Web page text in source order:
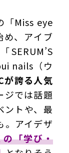
「Miss eye
、アイブ
SERUM’S
nails（ウ
が誇る人気
ジでは話題
ントや、最
。アイデザ
の「学び・